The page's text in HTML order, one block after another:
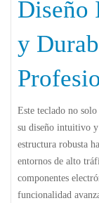
Diseño
y
Este teclado no
su diseño intuitivo y
estructura robusta
entornos de alto
componentes
funcionalidad